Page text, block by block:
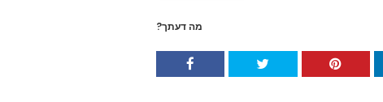
מה דעתך?